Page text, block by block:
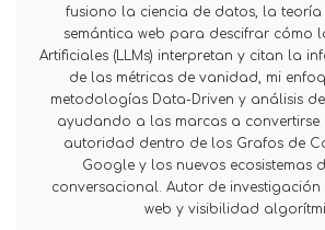
fusiono la ciencia de datos, la
semántica web para descifrar cómo
Artificiales (LLMs) interpretan y citan la
de las métricas de vanidad, mi
metodologías Data-Driven y análisis
ayudando a las marcas a convertirse
autoridad dentro de los Grafos de
Google y los nuevos ecosistemas
conversacional. Autor de
web y visibilidad